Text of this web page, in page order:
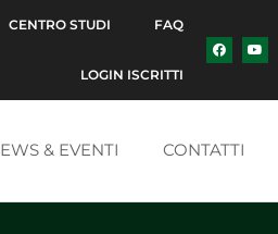
CENTRO STUDI FAQ
LOGIN ISCRITTI
& EVENTI CONTATTI